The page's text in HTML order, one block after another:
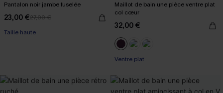
Pantalon noir jambe fuselée
23,00 €27,00 €
Taille haute
Maillot de bain une pièce ventre plat
col cœur
32,00 €
Ventre plat